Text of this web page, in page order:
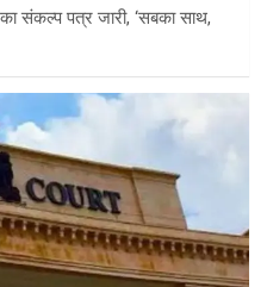
संकल्प पत्र जारी, ‘सबका साथ,